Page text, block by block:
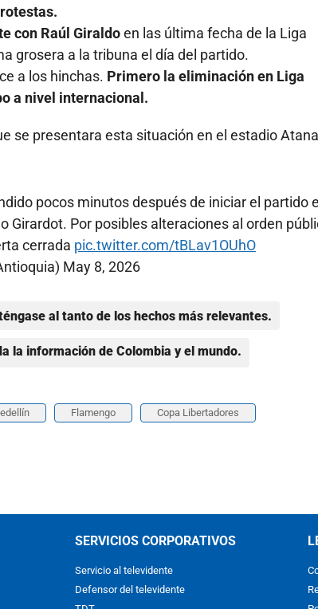
con Raúl Giraldoen las última fecha de la Liga
grosera a la tribuna el día del partido.
a los hinchas. Primero la eliminación en Liga
a nivel internacional.
se presentara esta situación en el estadio
pocos minutos después de iniciar el partido
Girardot. Por posibles alteraciones al orden
cerrada pic.twitter.com/tBLav1OUhO
May 8, 2026
al tanto de los hechos más relevantes.
la información de Colombia y el mundo.
Flamengo Copa Libertadores
SERVICIOS CORPORATIVOS
Servicio al televidente
Defensor del televidente